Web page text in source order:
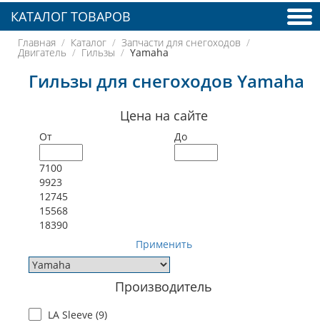
КАТАЛОГ ТОВАРОВ
Главная Каталог Запчасти для снегоходов
Двигатель Гильзы Yamaha
Гильзы для снегоходов Yamaha
Цена на сайте
От До
7100
9923
12745
15568
18390
Применить
Производитель
LA Sleeve (9)